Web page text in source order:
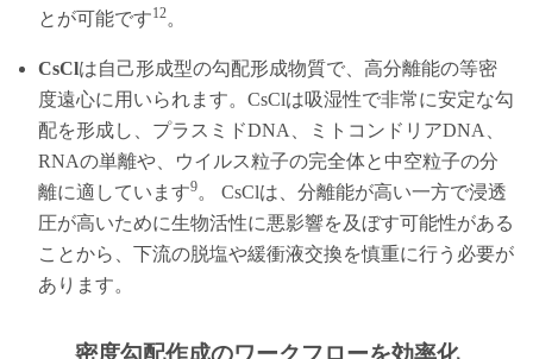
とが可能です12。
CsClは自己形成型の勾配形成物質で、高分離能の等密
度遠心に用いられます。CsClは吸湿性で非常に安定な勾
配を形成し、プラスミドDNA、ミトコンドリアDNA、
RNAの単離や、ウイルス粒子の完全体と中空粒子の分
離に適しています9。 CsClは、分離能が高い一方で浸透
圧が高いために生物活性に悪影響を及ぼす可能性がある
ことから、下流の脱塩や緩衝液交換を慎重に行う必要が
あります。
密度勾配作成のワークフローを効率化